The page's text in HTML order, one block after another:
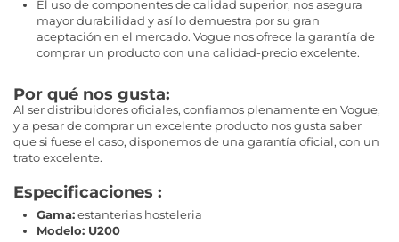
El uso de componentes de calidad superior, nos asegura
mayor durabilidad y así lo demuestra por su gran
aceptación en el mercado. Vogue nos ofrece la garantía de
comprar un producto con una calidad-precio excelente.
Por qué nos gusta:
Al ser distribuidores oficiales, confiamos plenamente en Vogue,
y a pesar de comprar un excelente producto nos gusta saber
que si fuese el caso, disponemos de una garantía oficial, con un
trato excelente.
Especificaciones :
Gama:estanterias hosteleria
Modelo: U200